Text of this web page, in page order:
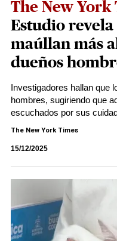
The New York
Estudio revela
maúllan más
dueños
Investigadores hallan que
hombres, sugiriendo que
escuchados por sus
The New York Times
15/12/2025